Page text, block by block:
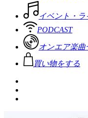
イベント・ラ
PODCAST
オンエア楽曲
買い物をする